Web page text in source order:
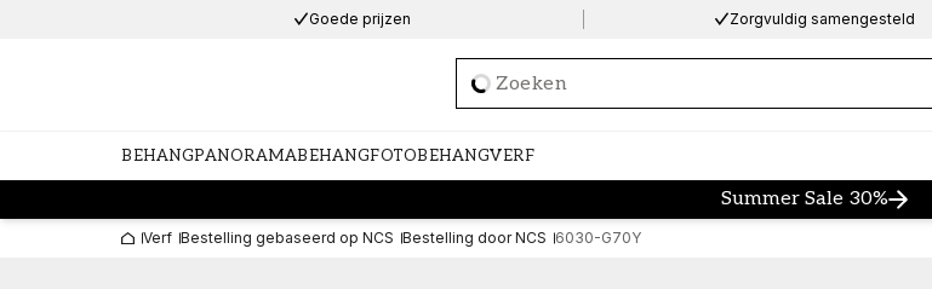
Goede prijzen Zorgvuldig samengesteld
Loading…
BEHANGPANORAMABEHANGFOTOBEHANGVERF
Summer Sale 30%
Verf Bestelling gebaseerd op NCS Bestelling door NCS 6030-G70Y